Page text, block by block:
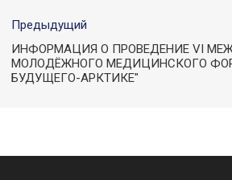
Предыдущий
ИНФОРМАЦИЯ О ПРОВЕДЕНИЕ VI
МОЛОДЁЖНОГО МЕДИЦИНСКОГО
БУДУЩЕГО-АРКТИКЕ"